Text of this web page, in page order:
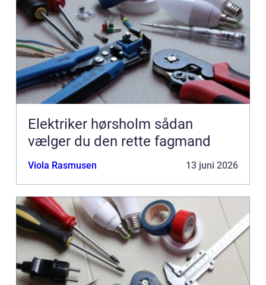
Elektriker hørsholm sådan
vælger du den rette fagmand
Viola Rasmusen 13 juni 2026